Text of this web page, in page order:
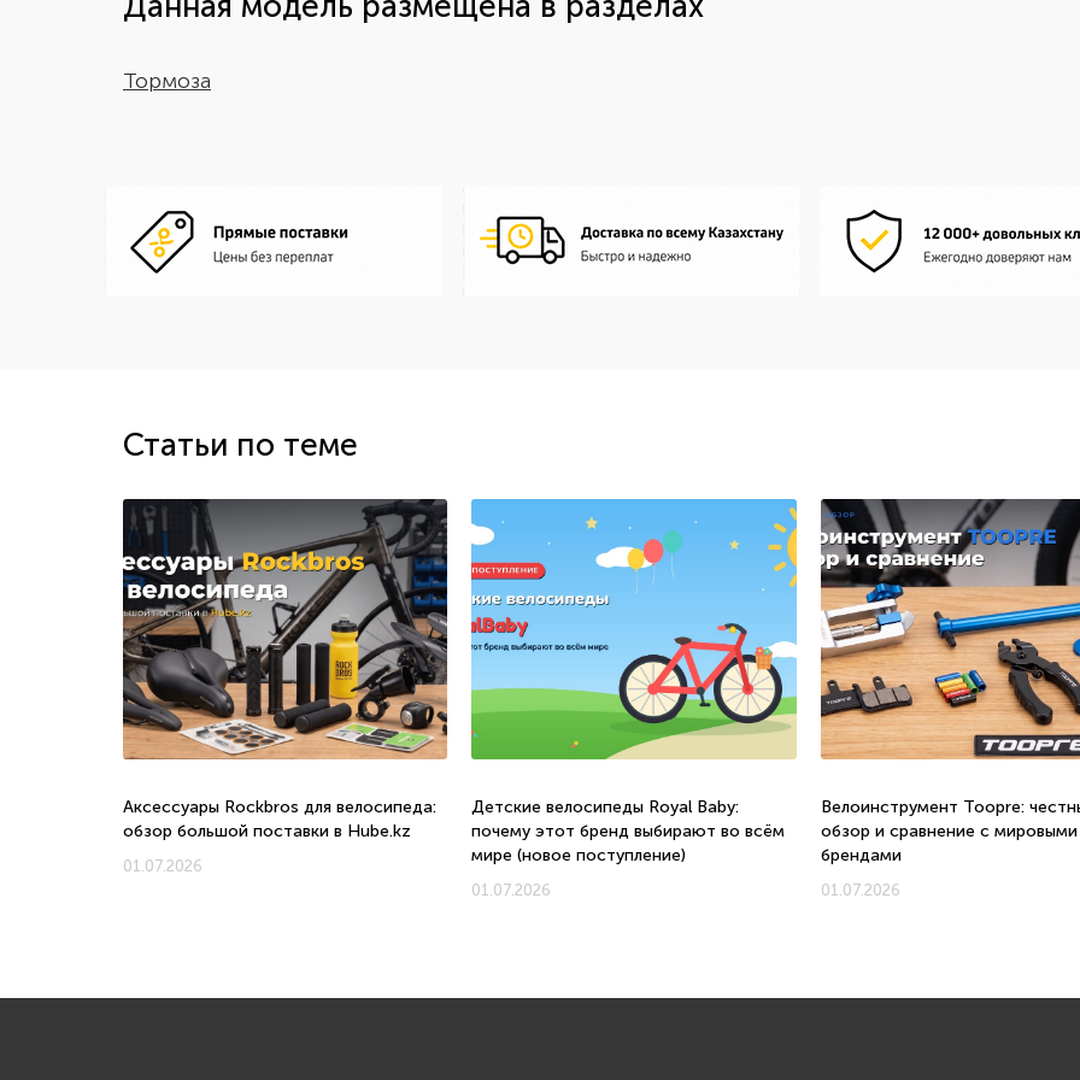
Тормоза
Статьи по теме
Аксессуары Rockbros для велосипеда:
обзор большой поставки в Hube.kz
01.07.2026
Детские велосипеды Royal Baby:
почему этот бренд выбирают во всём
мире (новое поступление)
01.07.2026
Велоинструмент Toopre:
обзор и сравнение с мировыми
брендами
01.07.2026